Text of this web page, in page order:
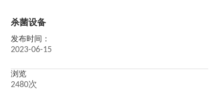
杀菌设备
发布时间：
2023-06-15
浏览
2480次